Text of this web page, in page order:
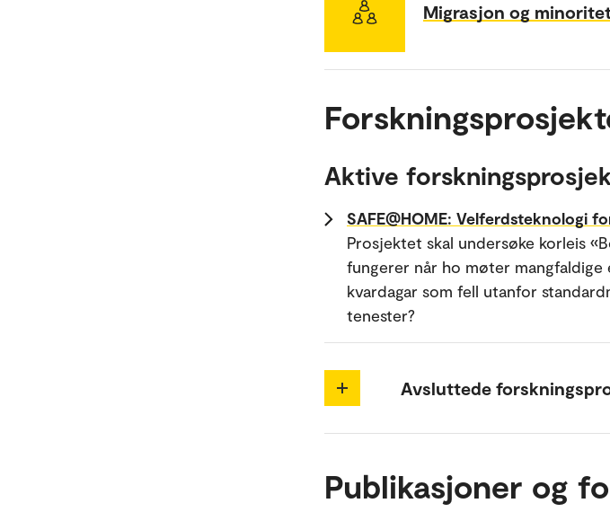
Migrasjon og
Aktive
SAFE@HOME: Velferdsteknologi
Prosjektet skal undersøke korleis
fungerer når ho møter mangfaldige
kvardagar som fell utanfor
tenester?
Avsluttede
Publikasjoner og